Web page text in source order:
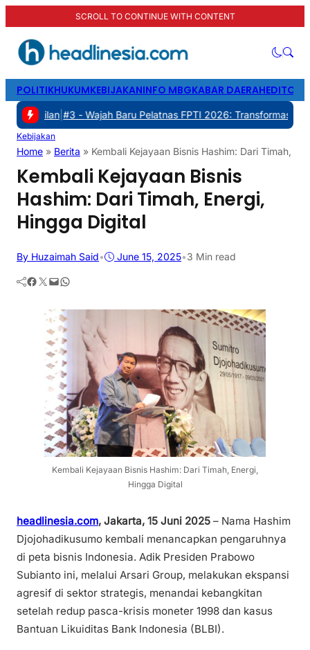
SCROLL TO CONTINUE WITH CONTENT
POLITIKHUKUMKEBIJAKANINFO MBGKABAR DAERAH
Wajah Baru Pelatnas FPTI 2026: Transformasi Manajemen,
Kebijakan
Home » Berita » Kembali Kejayaan Bisnis Hashim: Dari Timah,
Kembali Kejayaan Bisnis
Hashim: Dari Timah, Energi,
Hingga Digital
By Huzaimah Said• June 15, 2025•3 Min read
Facebook Twitter Mail WhatsApp
Kembali Kejayaan Bisnis Hashim: Dari Timah, Energi,
Hingga Digital
headlinesia.com, Jakarta, 15 Juni 2025 – Nama Hashim
Djojohadikusumo kembali menancapkan pengaruhnya
di peta bisnis Indonesia. Adik Presiden Prabowo
Subianto ini, melalui Arsari Group, melakukan ekspansi
agresif di sektor strategis, menandai kebangkitan
setelah redup pasca-krisis moneter 1998 dan kasus
Bantuan Likuiditas Bank Indonesia (BLBI).